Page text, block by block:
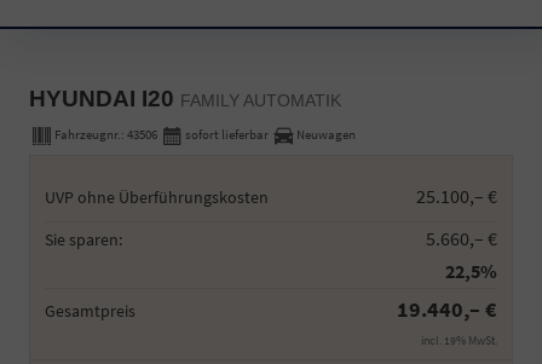
HYUNDAI I20 FAMILY AUTOMATIK
Fahrzeugnr.: 43506 sofort lieferbar Neuwagen
UVP ohne Überführungskosten 25.100,– €
Sie sparen:
5.660,– €
22,5%
Gesamtpreis 19.440,– €
incl. 19% MwSt.